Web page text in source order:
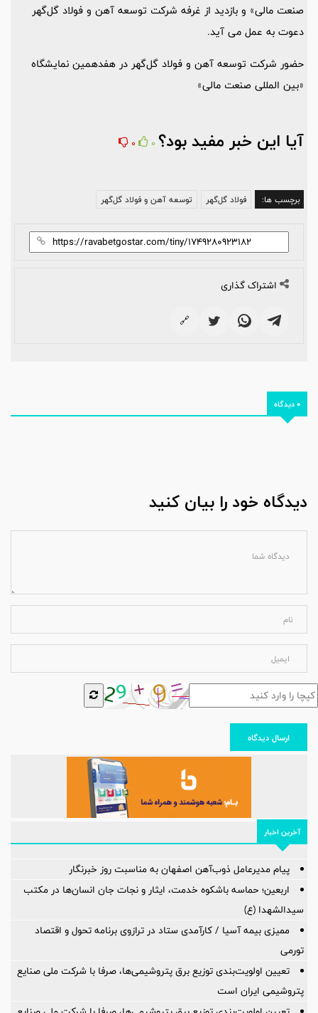
صنعت مالی» و بازدید از غرفه شرکت توسعه آهن و فولاد گل‌گهر
دعوت به عمل می آید.
حضور شرکت توسعه آهن و فولاد گل‌گهر در هفدهمین نمایشگاه
«بین المللی صنعت مالی»
آیا این خبر مفید بود؟ 0
0
برچسب ها: فولاد گل‌گهر توسعه آهن و فولاد گل‌گهر
اشتراک گذاری
🔗
0 دیدگاه
دیدگاه خود را بیان کنید
ارسال دیدگاه
آخرین اخبار
پیام مدیرعامل ذوب‌آهن اصفهان به مناسبت روز خبرنگار
اربعین؛ حماسه باشکوه خدمت، ایثار و نجات جان انسان‌ها در مکتب
سیدالشهدا (ع)
ممیزی بیمه آسیا / کارآمدی ستاد در ترازوی برنامه تحول و اقتصاد
تورمی
تعیین اولویت‌بندی توزیع برق پتروشیمی‌ها، صرفا با شرکت ملی صنایع
پتروشیمی ایران است